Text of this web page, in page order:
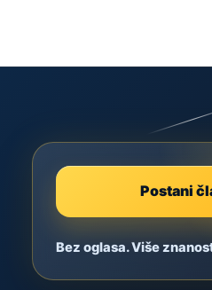
Postani
Bez oglasa. Više